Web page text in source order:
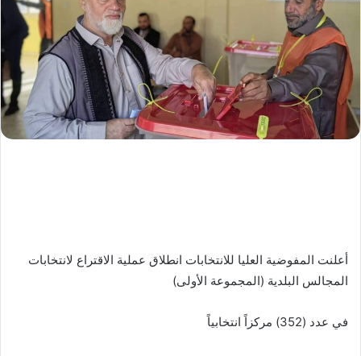
أعلنت المفوضية العليا للانتخابات انطلاق عملية الاقتراع لانتخابات
المجالس البلدية (المجموعة الأولى)
في عدد (352) مركزاً انتخابياً